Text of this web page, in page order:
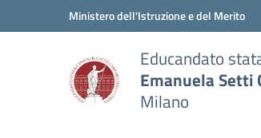
Vai ai contenuti
Vai al menu di navigazioneMinistero dell'Istruzione e del Merito
Educandato
Emanuela Setti
Milano